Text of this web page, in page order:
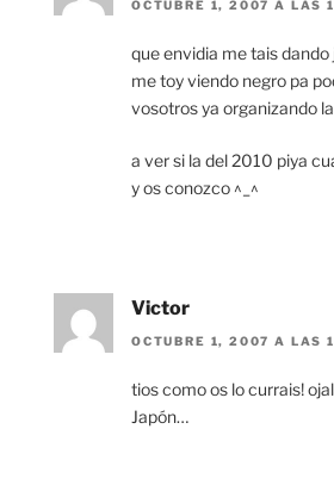
OCTUBRE 1, 2007 A LAS
que envidia me tais dando
me toy viendo negro pa
vosotros ya organizando
a ver si la del 2010 piya
y os conozco ^_^
Victor
OCTUBRE 1, 2007 A LAS
tios como os lo currais!
Japón…